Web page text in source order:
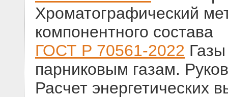
Хроматографический
компонентного состава
ГОСТ Р 70561-2022
парниковым газам.
Расчет энергетических